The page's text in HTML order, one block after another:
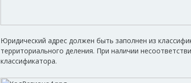
Юридический адрес должен быть заполнен из
территориального деления. При наличии
классификатора.